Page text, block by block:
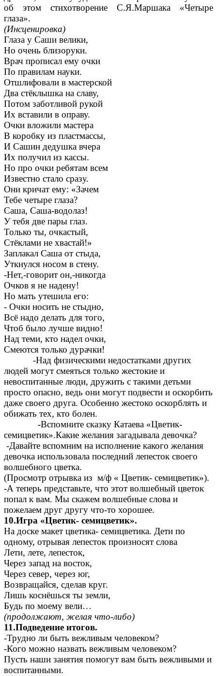
об этом стихотворение С.Я.Маршака «Четыре
глаза».
(Инсценировка)
Глаза у Саши велики,
Но очень близоруки.
Врач прописал ему очки
По правилам науки.
Отшлифовали в мастерской
Два стёклышка на славу,
Потом заботливой рукой
Их вставили в оправу.
Очки вложили мастера
В коробку из пластмассы,
И Сашин дедушка вчера
Их получил из кассы.
Но про очки ребятам всем
Известно стало сразу.
Они кричат ему: «Зачем
Тебе четыре глаза?
Саша, Саша-водолаз!
У тебя две пары глаз.
Только ты, очкастый,
Стёклами не хвастай!»
Заплакал Саша от стыда,
Уткнулся носом в стену.
-Нет,-говорит он,-никогда
Очков я не надену!
Но мать утешила его:
- Очки носить не стыдно,
Всё надо делать для того,
Чтоб было лучше видно!
Над теми, кто надел очки,
Смеются только дурачки!
-Над физическими недостатками других
людей могут смеяться только жестокие и
невоспитанные люди, дружить с такими детьми
просто опасно, ведь они могут подвести и оскорбить
даже своего друга. Особенно жестоко оскорблять и
обижать тех, кто болен.
-Вспомните сказку Катаева «Цветик-
семицветик».Какие желания загадывала девочка?
-Давайте вспомним на исполнение какого желания
девочка использовала последний лепесток своего
волшебного цветка.
(Просмотр отрывка из м/ф « Цветик- семицветик»).
-А теперь представьте, что этот волшебный цветок
попал к вам. Мы скажем волшебные слова и
пожелаем друг другу что-то хорошее.
10.Игра «Цветик- семицветик».
На доске макет цветика- семицветика. Дети по
одному, отрывая лепесток произносят слова
Лети, лете, лепесток,
Через запад на восток,
Через север, через юг,
Возвращайся, сделав круг.
Лишь коснёшься ты земли,
Будь по моему вели…
(продолжают, желая что-либо)
11.Подведение итогов.
-Трудно ли быть вежливым человеком?
-Кого можно назвать вежливым человеком?
Пусть наши занятия помогут вам быть вежливыми и
воспитанными.